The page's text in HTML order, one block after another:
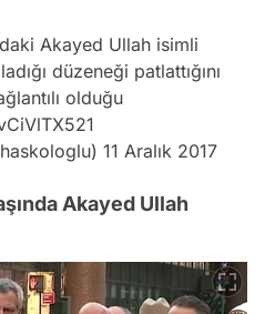
Akayed Ullah isimli
düzeneği patlattığını
olduğu
11 Aralık 2017
Akayed Ullah